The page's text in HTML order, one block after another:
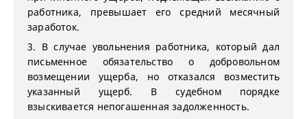
работника, превышает его средний месячный
заработок.
3. В случае увольнения работника, который дал
письменное обязательство о добровольном
возмещении ущерба, но отказался возместить
указанный ущерб. В судебном порядке
взыскивается непогашенная задолженность.